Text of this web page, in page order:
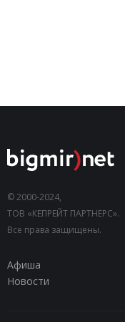
© 2000-2024,
ТОВ «КЕПРЕЙТ ПАРТНЕРС».
Все права защищены.
Афиша
Новости